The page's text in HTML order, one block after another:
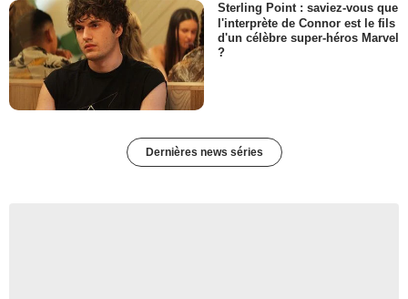
Sterling Point : saviez-vous que
l'interprète de Connor est le fils
d'un célèbre super-héros Marvel
?
Dernières news séries